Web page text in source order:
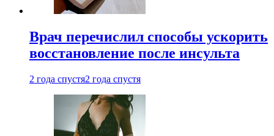
Врач перечислил способы ускорить
восстановление после инсульта
2 года спустя2 года спустя